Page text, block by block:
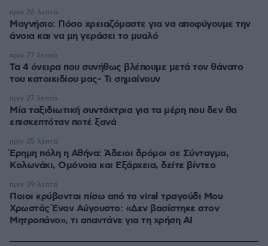
Μαγνήσιο: Πόσο χρειαζόμαστε για να αποφύγουμε την
άνοια και να μη γεράσει το μυαλό
πριν 26 λεπτά
Τα 4 όνειρα που συνήθως βλέπουμε μετά τον θάνατο
του κατοικιδίου μας- Τι σημαίνουν
πριν 27 λεπτά
Μία ταξιδιωτική συντάκτρια για τα μέρη που δεν θα
επισκεπτόταν ποτέ ξανά
πριν 27 λεπτά
Έρημη πόλη η Αθήνα: Άδειοι δρόμοι σε Σύνταγμα,
Κολωνάκι, Ομόνοια και Εξάρχεια, δείτε βίντεο
πριν 35 λεπτά
Ποιοι κρύβονται πίσω από το viral τραγούδι Μου
Χρωστάς Έναν Αύγουστο: «Δεν βασίστηκε στον
Μητροπάνο», τι απαντάνε για τη χρήση AI
πριν 39 λεπτά